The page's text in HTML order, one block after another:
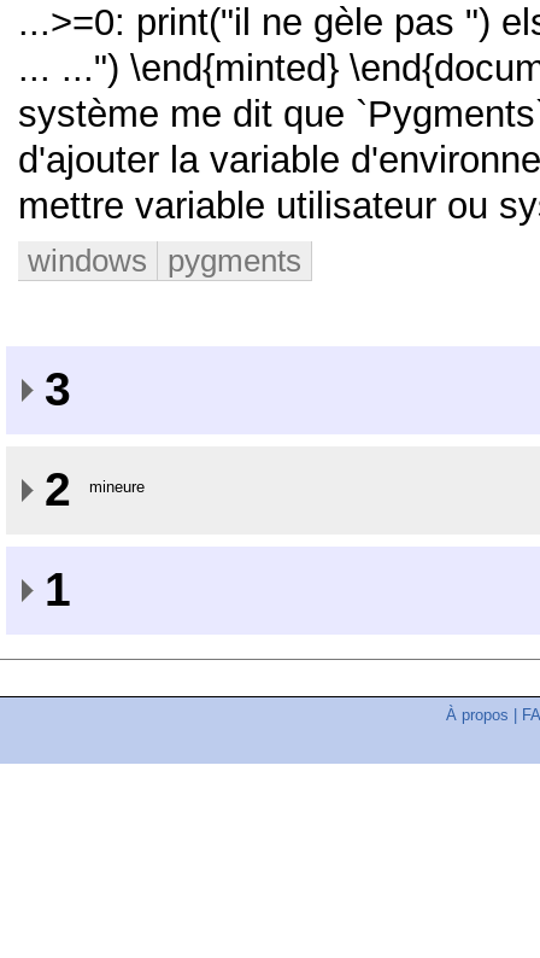
...>=0: print("il ne gèle pas ")
... ...") \end{minted}
système me dit que
d'ajouter la variable
mettre variable utilisateur ou
windows pygments
3
2
mineure
1
À propos